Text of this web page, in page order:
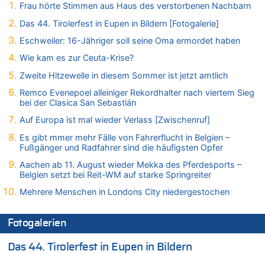
In Belgien missachten zwei von drei Autofahrern das
Soll Belgien Tempolimit auf Autobahnen erhöhen? – In
Tschechien ab 2024 maximal 150 km/h erlaubt
07.08.2026 - 10:05 von N. A. Klar zu
Tempolimit in 30er-Zonen – Untersuchung von Vias
Das 44. Tirolerfest in Eupen in Bildern [Fotogalerie]
07.08.2026 - 09:18 von Noppi zu
AS Eupen: „Keiner weiß, wohin die Reise geht…“
07.08.2026 - 09:03 von JoKrings zu
Zweite Hitzewelle in diesem Sommer ist jetzt amtlich
07.08.2026 - 01:12 von WK zu
brechen [Fragen & Antworten]
07.08.2026 - 01:03 von Hugo Egon Bernhard von Sinnen zu
Zweite Hitzewelle in diesem Sommer ist jetzt amtlich
Frau hörte Stimmen aus Haus des verstorbenen Nachbarn
Das 44. Tirolerfest in Eupen in Bildern [Fotogalerie]
Eschweiler: 16-Jähriger soll seine Oma ermordet haben
Wie kam es zur Ceuta-Krise?
Zweite Hitzewelle in diesem Sommer ist jetzt amtlich
Remco Evenepoel alleiniger Rekordhalter nach viertem Sieg
bei der Clasica San Sebastián
Auf Europa ist mal wieder Verlass [Zwischenruf]
Es gibt mmer mehr Fälle von Fahrerflucht in Belgien –
Fußgänger und Radfahrer sind die häufigsten Opfer
Aachen ab 11. August wieder Mekka des Pferdesports –
Belgien setzt bei Reit-WM auf starke Springreiter
Mehrere Menschen in Londons City niedergestochen
Fotogalerien
Das 44. Tirolerfest in Eupen in Bildern